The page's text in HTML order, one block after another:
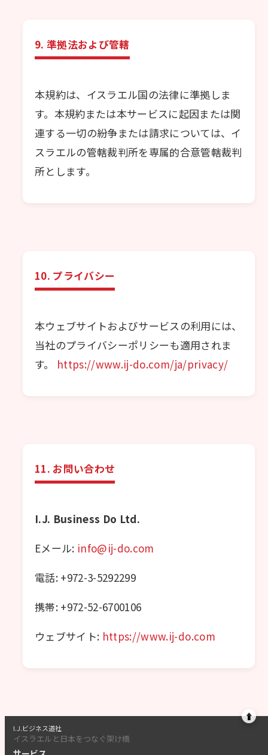
9. 準拠法および管轄
本規約は、イスラエル国の法律に準拠しま
す。本規約または本サービスに起因または関
連する一切の紛争または請求については、イ
スラエルの管轄裁判所を専属的合意管轄裁判
所とします。
10. プライバシー
本ウェブサイトおよびサービスの利用には、
当社のプライバシーポリシーも適用されま
す。 https://www.ij-do.com/ja/privacy/
11. お問い合わせ
I.J. Business Do Ltd.
Eメール: info@ij-do.com
電話: +972-3-5292299
携帯: +972-52-6700106
ウェブサイト: https://www.ij-do.com
⬆
I.J.ビジネス道社
イスラエルと日本をつなぐ架け橋